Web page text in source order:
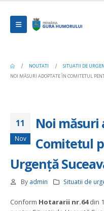
NOUTATI
SITUATII DE
NOI MĂSURI ADOPTATE ÎN COMITETUL
11
Nov
Noi
Comitetul
Urgență
By admin Situatii de
Conform Hotararii nr.64din